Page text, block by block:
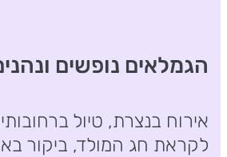
הגמלאים נופשים
אירוח בנצרת, טיול
לקראת חג המולד, ביקור